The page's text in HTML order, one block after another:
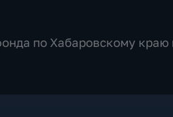
по Хабаровскому краю